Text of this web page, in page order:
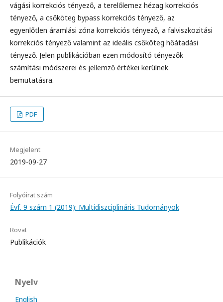
vágási korrekciós tényező, a terelőlemez hézag korrekciós
tényező, a csőköteg bypass korrekciós tényező, az
egyenlőtlen áramlási zóna korrekciós tényező, a falviszkozitási
korrekciós tényező valamint az ideális csőköteg hőátadási
tényező. Jelen publikációban ezen módosító tényezők
számítási módszerei és jellemző értékei kerülnek
bemutatásra.
PDF
Megjelent
2019-09-27
Folyóirat szám
Évf. 9 szám 1 (2019): Multidiszciplináris Tudományok
Rovat
Publikációk
Nyelv
English